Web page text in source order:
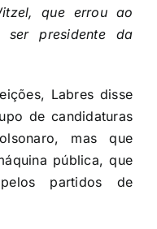
que errou ao
ser presidente da
Labres disse
de candidaturas
mas que
pública, que
partidos de